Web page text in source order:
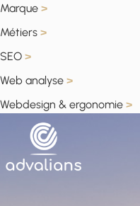
Marque >
Métiers >
SEO >
Web analyse >
Webdesign & ergonomie >